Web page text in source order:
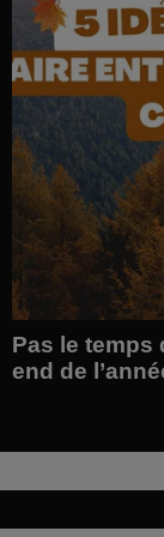
Pas le temps
end de